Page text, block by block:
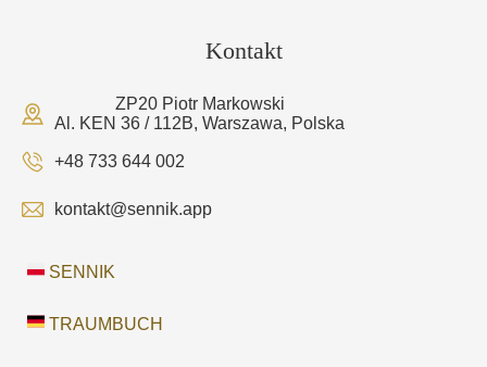
Kontakt
ZP20 Piotr Markowski
Al. KEN 36 / 112B, Warszawa, Polska
+48 733 644 002
kontakt@sennik.app
SENNIK
TRAUMBUCH